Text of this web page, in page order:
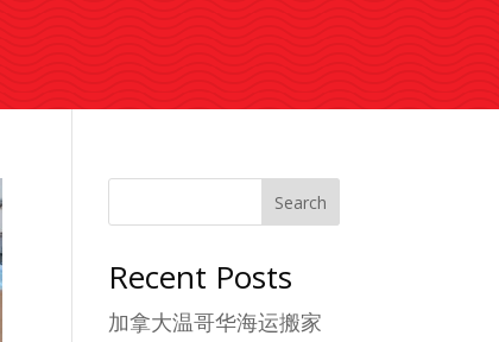
Search
Recent Posts
加拿大温哥华海运搬家